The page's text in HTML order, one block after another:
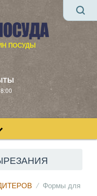
ПОСУДЫ
Формы для